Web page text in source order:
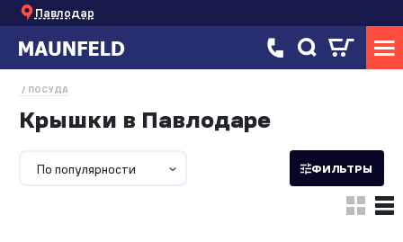
Павлодар
ПОСУДА
Крышки в Павлодаре
По популярности ФИЛЬТРЫ